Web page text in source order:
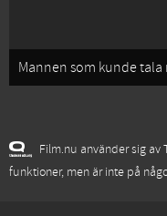
Mannen som kunde tala
Film.nu använder sig av
funktioner, men är inte på